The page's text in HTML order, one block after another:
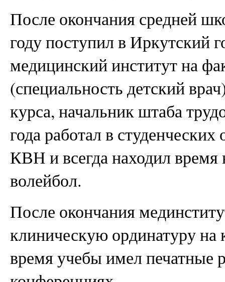
После окончания средней
году поступил в Иркутский
медицинский институт на
(специальность детский
курса, начальник штаба
года работал в
КВН и всегда находил
волейбол.
После окончания
клиническую ординатуру на
время учебы имел печатные